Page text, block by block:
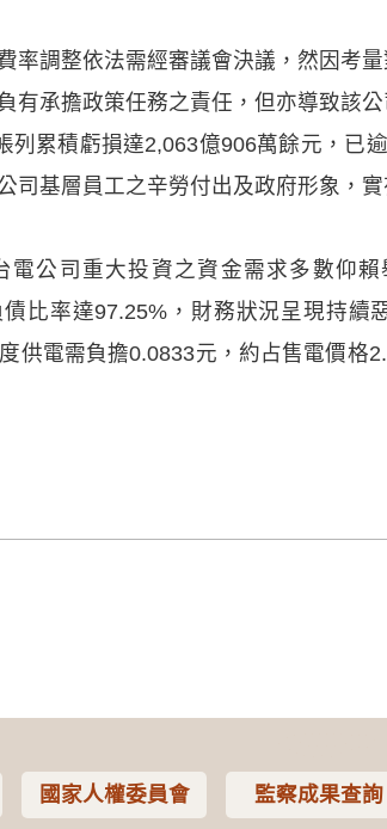
率調整依法需經審議會決議，然因考
有承擔政策任務之責任，但亦導致該
列累積虧損達2,063億906萬餘元，已
司基層員工之辛勞付出及政府形象，實
電公司重大投資之資金需求多數仰
比率達97.25%，財務狀況呈現持續
供電需負擔0.0833元，約占售電價格
國家人權委員會 監察成果查詢